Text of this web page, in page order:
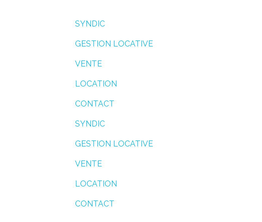
SYNDIC
GESTION LOCATIVE
VENTE
LOCATION
CONTACT
SYNDIC
GESTION LOCATIVE
VENTE
LOCATION
CONTACT